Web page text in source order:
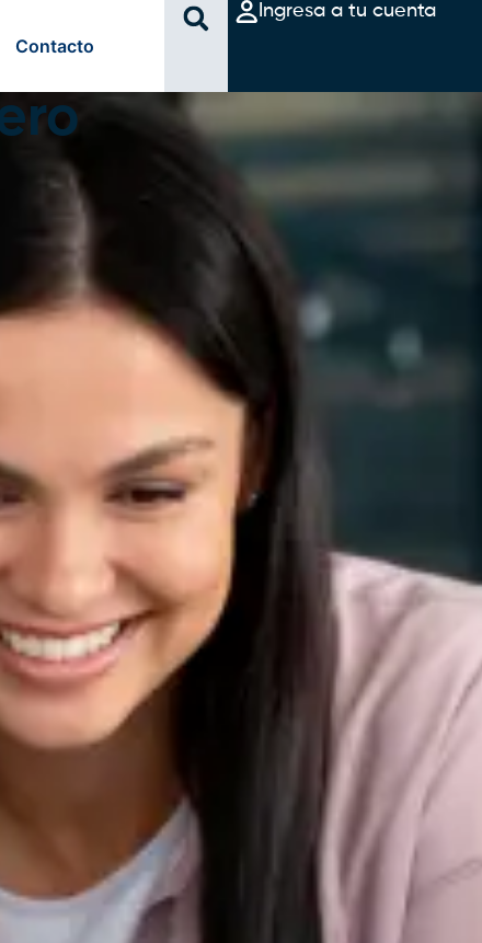
Contacto
Ingresa a tu cuenta